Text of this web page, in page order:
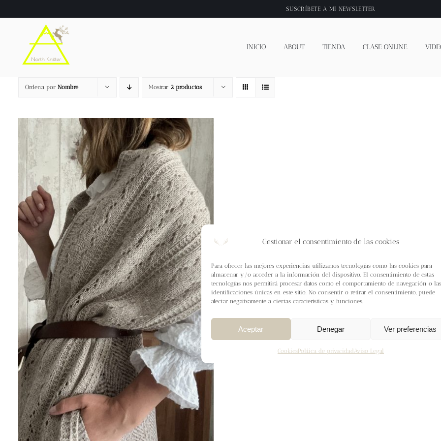
Gestionar el consentimiento de las cookies
Para ofrecer las mejores experiencias, utilizamos tecnologías como las cookies para
almacenar y/o acceder a la información del dispositivo. El consentimiento de estas
tecnologías nos permitirá procesar datos como el comportamiento de navegación o las
identificaciones únicas en este sitio. No consentir o retirar el consentimiento, puede
afectar negativamente a ciertas características y funciones.
Aceptar Denegar Ver preferencias
CookiesPolítica de privacidad Aviso Legal
al
SUSCRÍBETE A MI NEWSLETTER
INICIO ABOUT TIENDA CLASE ONLINE
Ordena por Nombre Mostrar 2 productos